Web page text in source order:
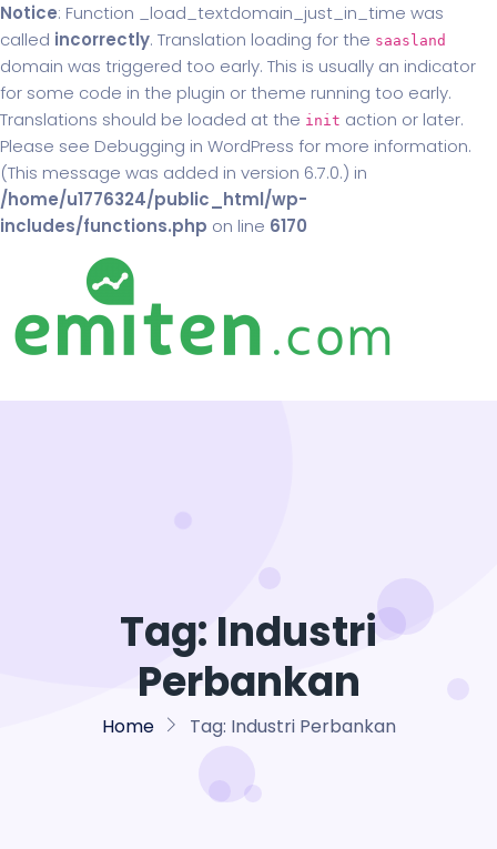
Notice: Function _load_textdomain_just_in_time was
called incorrectly. Translation loading for the saasland
domain was triggered too early. This is usually an indicator
for some code in the plugin or theme running too early.
Translations should be loaded at the init action or later.
Please see Debugging in WordPress for more information.
(This message was added in version 6.7.0.) in
/home/u1776324/public_html/wp-
includes/functions.php on line 6170
Tag: Industri
Perbankan
Home Tag: Industri Perbankan